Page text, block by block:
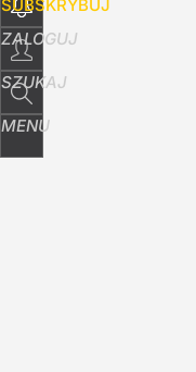
SUBSKRYBUJ
ZALOGUJ
SZUKAJ
MENU